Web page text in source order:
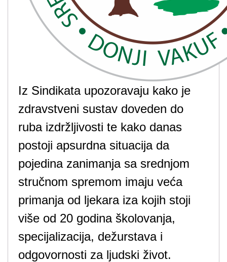
Iz Sindikata upozoravaju kako je
zdravstveni sustav doveden do
ruba izdržljivosti te kako danas
postoji apsurdna situacija da
pojedina zanimanja sa srednjom
stručnom spremom imaju veća
primanja od ljekara iza kojih stoji
više od 20 godina školovanja,
specijalizacija, dežurstava i
odgovornosti za ljudski život.